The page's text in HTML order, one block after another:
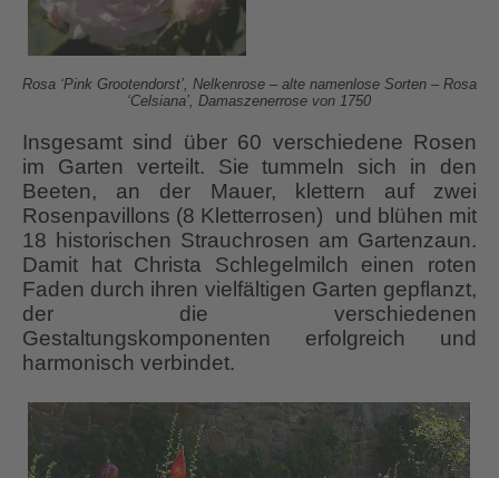
Rosa ‘Pink Grootendorst’, Nelkenrose – alte namenlose Sorten – Rosa
‘Celsiana’, Damaszenerrose von 1750
Insgesamt sind über 60 verschiedene Rosen
im Garten verteilt. Sie tummeln sich in den
Beeten, an der Mauer, klettern auf zwei
Rosenpavillons (8 Kletterrosen) und blühen mit
18 historischen Strauchrosen am Gartenzaun.
Damit hat Christa Schlegelmilch einen roten
Faden durch ihren vielfältigen Garten gepflanzt,
der die verschiedenen
Gestaltungskomponenten erfolgreich und
harmonisch verbindet.